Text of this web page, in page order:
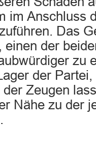
im Anschluss
Das
einen der
zu
der
Zeugen
Nähe zu der